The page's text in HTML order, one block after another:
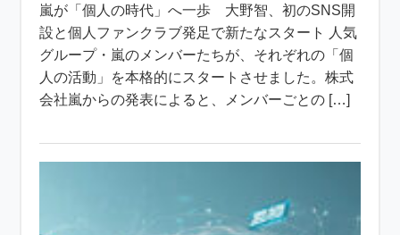
嵐が「個人の時代」へ一歩 大野智、初のSNS開
設と個人ファンクラブ発足で新たなスタート 人気
グループ・嵐のメンバーたちが、それぞれの「個
人の活動」を本格的にスタートさせました。株式
会社嵐からの発表によると、メンバーごとの […]